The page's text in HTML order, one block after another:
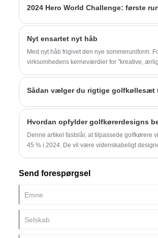
nøjagtighed, komfort og holdbarhed.
Nyt ensartet nyt håb
Med nyt håb frigivet den nye sommeruniform.
virksomhedens kerneværdier for "kreative,
Denne artikel fastslår, at tilpassede golfkørere
45 % i 2024. De vil være videnskabeligt
og hjælpe med at forbedre præstationen.
Send forespørgsel